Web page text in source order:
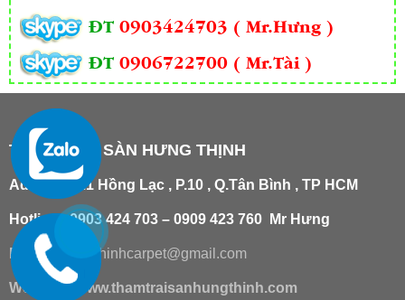
ĐT 0903424703 ( Mr.Hưng )
ĐT 0906722700 ( Mr.Tài )
THẢM TRẢI SÀN HƯNG THỊNH
Add : 181/21 Hồng Lạc , P.10 , Q.Tân Bình , TP HCM
Hotline : 0903 424 703 – 0909 423 760 Mr Hưng
Email : hungthinhcarpet@gmail.com
Website: www.thamtraisanhungthinh.com